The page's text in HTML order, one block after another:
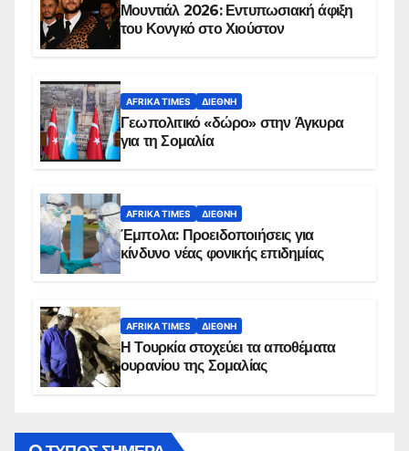
Μουντιάλ 2026: Εντυπωσιακή άφιξη
του Κονγκό στο Χιούστον
AFRIKA TIMES ΔΙΕΘΝΉ
Γεωπολιτικό «δώρο» στην Άγκυρα
για τη Σομαλία
AFRIKA TIMES ΔΙΕΘΝΉ
Έμπολα: Προειδοποιήσεις για
κίνδυνο νέας φονικής επιδημίας
AFRIKA TIMES ΔΙΕΘΝΉ
Η Τουρκία στοχεύει τα αποθέματα
ουρανίου της Σομαλίας